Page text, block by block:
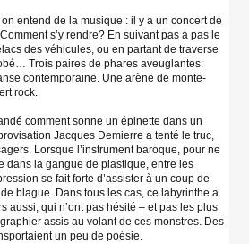
entend de la musique : il y a un concert de
s’y rendre? En suivant pas à pas le
des véhicules, ou en partant de traverse
Trois paires de phares aveuglantes:
contemporaine. Une arène de monte-
rock.
comment sonne un épinette dans un
Jacques Demierre a tenté le truc,
Lorsque l’instrument baroque, pour ne
dans la gangue de plastique, entre les
se fait forte d’assister à un coup de
blague. Dans tous les cas, ce labyrinthe a
aussi, qui n’ont pas hésité – et pas les plus
assis au volant de ces monstres. Des
un peu de poésie.